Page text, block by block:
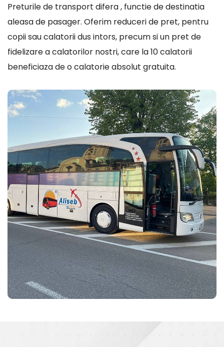
Preturile de transport difera , functie de destinatia
aleasa de pasager. Oferim reduceri de pret, pentru
copii sau calatorii dus intors, precum si un pret de
fidelizare a calatorilor nostri, care la 10 calatorii
beneficiaza de o calatorie absolut gratuita.